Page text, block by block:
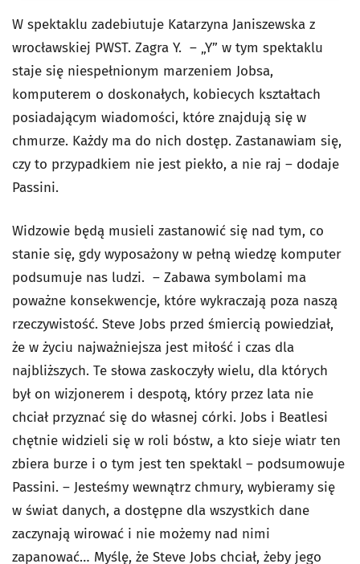
W spektaklu zadebiutuje Katarzyna Janiszewska z
wrocławskiej PWST. Zagra Y. – „Y” w tym spektaklu
staje się niespełnionym marzeniem Jobsa,
komputerem o doskonałych, kobiecych kształtach
posiadającym wiadomości, które znajdują się w
chmurze. Każdy ma do nich dostęp. Zastanawiam się,
czy to przypadkiem nie jest piekło, a nie raj – dodaje
Passini.
Widzowie będą musieli zastanowić się nad tym, co
stanie się, gdy wyposażony w pełną wiedzę komputer
podsumuje nas ludzi. – Zabawa symbolami ma
poważne konsekwencje, które wykraczają poza naszą
rzeczywistość. Steve Jobs przed śmiercią powiedział,
że w życiu najważniejsza jest miłość i czas dla
najbliższych. Te słowa zaskoczyły wielu, dla których
był on wizjonerem i despotą, który przez lata nie
chciał przyznać się do własnej córki. Jobs i Beatlesi
chętnie widzieli się w roli bóstw, a kto sieje wiatr ten
zbiera burze i o tym jest ten spektakl – podsumowuje
Passini. – Jesteśmy wewnątrz chmury, wybieramy się
w świat danych, a dostępne dla wszystkich dane
zaczynają wirować i nie możemy nad nimi
zapanować… Myślę, że Steve Jobs chciał, żeby jego